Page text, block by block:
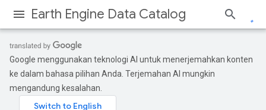
Earth Engine Data Catalog
Google menggunakan teknologi AI untuk menerjemahkan konten
ke dalam bahasa pilihan Anda. Terjemahan AI mungkin
mengandung kesalahan.